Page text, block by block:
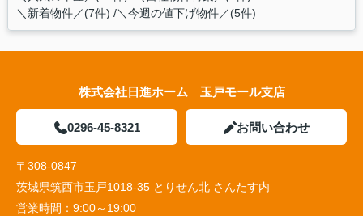
＼新着物件／(7件) ＼今週の値下げ物件／(5件)
株式会社日進ホーム 玉戸モール支店
0296-45-8321 お問い合わせ
〒308-0847
茨城県筑西市玉戸1018-35 とりせん北 さんたす内
営業時間： 9:00～19:00